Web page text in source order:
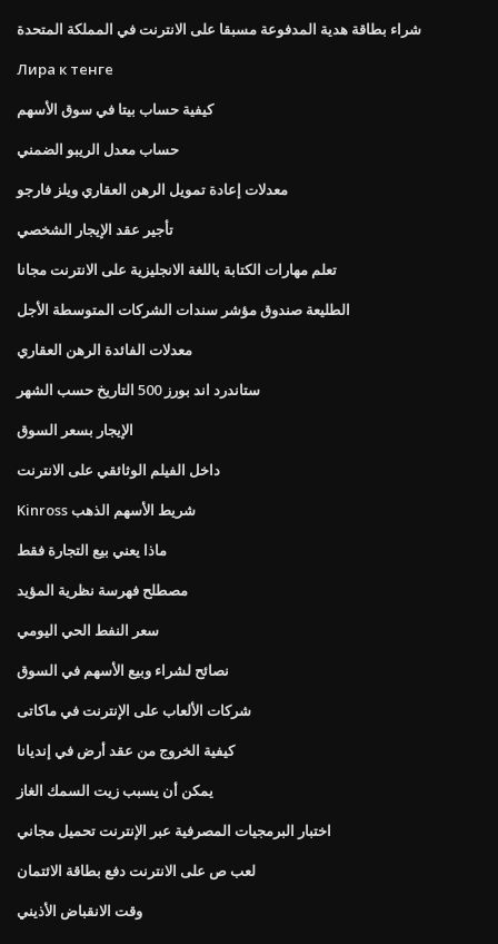
شراء بطاقة هدية المدفوعة مسبقا على الانترنت في المملكة المتحدة
Лира к тенге
كيفية حساب بيتا في سوق الأسهم
حساب معدل الريبو الضمني
معدلات إعادة تمويل الرهن العقاري ويلز فارجو
تأجير عقد الإيجار الشخصي
تعلم مهارات الكتابة باللغة الانجليزية على الانترنت مجانا
الطليعة صندوق مؤشر سندات الشركات المتوسطة الأجل
معدلات الفائدة الرهن العقاري
ستاندرد اند بورز 500 التاريخ حسب الشهر
الإيجار بسعر السوق
داخل الفيلم الوثائقي على الانترنت
Kinross شريط الأسهم الذهب
ماذا يعني بيع التجارة فقط
مصطلح فهرسة نظرية المؤيد
سعر النفط الحي اليومي
نصائح لشراء وبيع الأسهم في السوق
شركات الألعاب على الإنترنت في ماكاتى
كيفية الخروج من عقد أرض في إنديانا
يمكن أن يسبب زيت السمك الغاز
اختبار البرمجيات المصرفية عبر الإنترنت تحميل مجاني
لعب ص على الانترنت دفع بطاقة الائتمان
وقت الانقباض الأذيني